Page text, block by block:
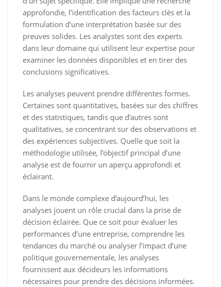
approfondie, l’identification des facteurs clés et la
formulation d’une interprétation basée sur des
preuves solides. Les analystes sont des experts
dans leur domaine qui utilisent leur expertise pour
examiner les données disponibles et en tirer des
conclusions significatives.
Les analyses peuvent prendre différentes formes.
Certaines sont quantitatives, basées sur des chiffres
et des statistiques, tandis que d’autres sont
qualitatives, se concentrant sur des observations et
des expériences subjectives. Quelle que soit la
méthodologie utilisée, l’objectif principal d’une
analyse est de fournir un aperçu approfondi et
éclairant.
Dans le monde complexe d’aujourd’hui, les
analyses jouent un rôle crucial dans la prise de
décision éclairée. Que ce soit pour évaluer les
performances d’une entreprise, comprendre les
tendances du marché ou analyser l’impact d’une
politique gouvernementale, les analyses
fournissent aux décideurs les informations
nécessaires pour prendre des décisions informées.